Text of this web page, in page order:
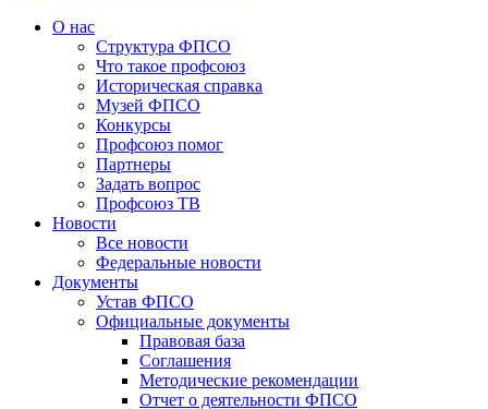
О нас
Структура ФПСО
Что такое профсоюз
Историческая справка
Музей ФПСО
Конкурсы
Профсоюз помог
Партнеры
Задать вопрос
Профсоюз ТВ
Новости
Все новости
Федеральные новости
Документы
Устав ФПСО
Официальные документы
Правовая база
Соглашения
Методические рекомендации
Отчет о деятельности ФПСО